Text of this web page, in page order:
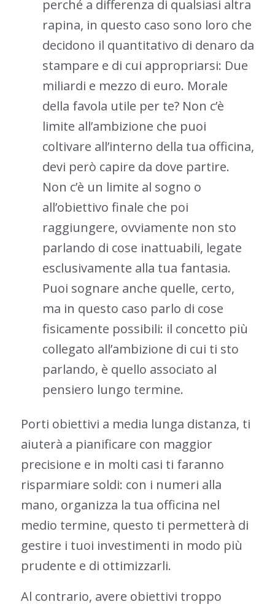
perché a differenza di qualsiasi altra
rapina, in questo caso sono loro che
decidono il quantitativo di denaro da
stampare e di cui appropriarsi: Due
miliardi e mezzo di euro. Morale
della favola utile per te? Non c’è
limite all’ambizione che puoi
coltivare all’interno della tua officina,
devi però capire da dove partire.
Non c’è un limite al sogno o
all’obiettivo finale che poi
raggiungere, ovviamente non sto
parlando di cose inattuabili, legate
esclusivamente alla tua fantasia.
Puoi sognare anche quelle, certo,
ma in questo caso parlo di cose
fisicamente possibili: il concetto più
collegato all’ambizione di cui ti sto
parlando, è quello associato al
pensiero lungo termine.
Porti obiettivi a media lunga distanza, ti
aiuterà a pianificare con maggior
precisione e in molti casi ti faranno
risparmiare soldi: con i numeri alla
mano, organizza la tua officina nel
medio termine, questo ti permetterà di
gestire i tuoi investimenti in modo più
prudente e di ottimizzarli.
Al contrario, avere obiettivi troppo